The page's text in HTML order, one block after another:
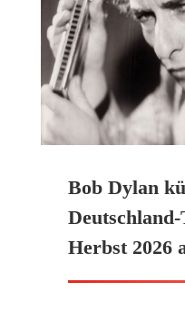
Bob Dylan
Herbst 2026